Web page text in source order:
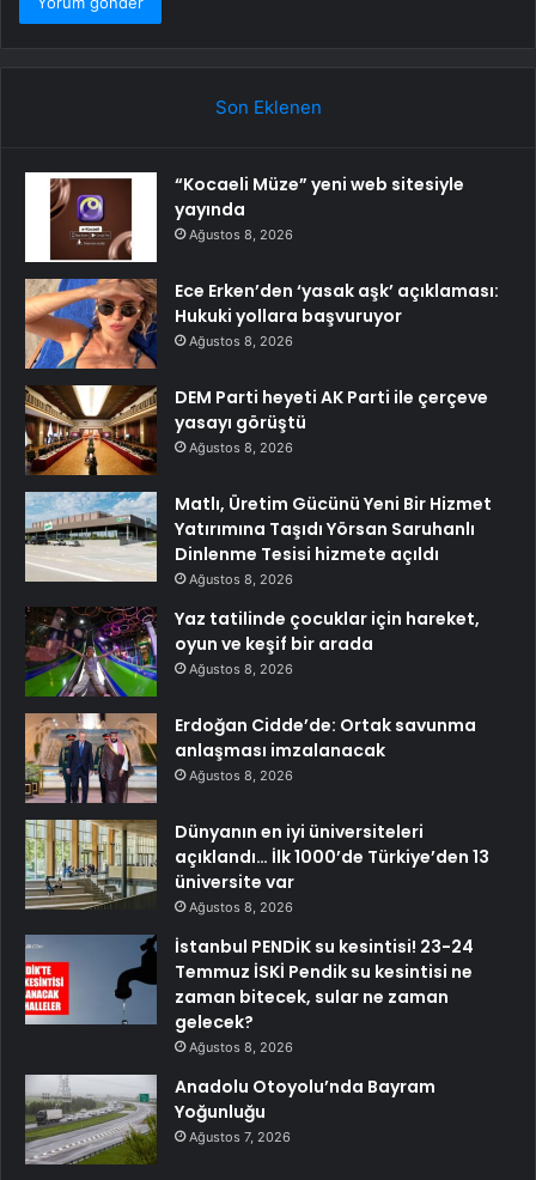
Son Eklenen
“Kocaeli Müze” yeni web sitesiyle
yayında
Ağustos 8, 2026
Ece Erken’den ‘yasak aşk’ açıklaması:
Hukuki yollara başvuruyor
Ağustos 8, 2026
DEM Parti heyeti AK Parti ile çerçeve
yasayı görüştü
Ağustos 8, 2026
Matlı, Üretim Gücünü Yeni Bir Hizmet
Yatırımına Taşıdı Yörsan Saruhanlı
Dinlenme Tesisi hizmete açıldı
Ağustos 8, 2026
Yaz tatilinde çocuklar için hareket,
oyun ve keşif bir arada
Ağustos 8, 2026
Erdoğan Cidde’de: Ortak savunma
anlaşması imzalanacak
Ağustos 8, 2026
Dünyanın en iyi üniversiteleri
açıklandı… İlk 1000’de Türkiye’den 13
üniversite var
Ağustos 8, 2026
İstanbul PENDİK su kesintisi! 23-24
Temmuz İSKİ Pendik su kesintisi ne
zaman bitecek, sular ne zaman
gelecek?
Ağustos 8, 2026
Anadolu Otoyolu’nda Bayram
Yoğunluğu
Ağustos 7, 2026